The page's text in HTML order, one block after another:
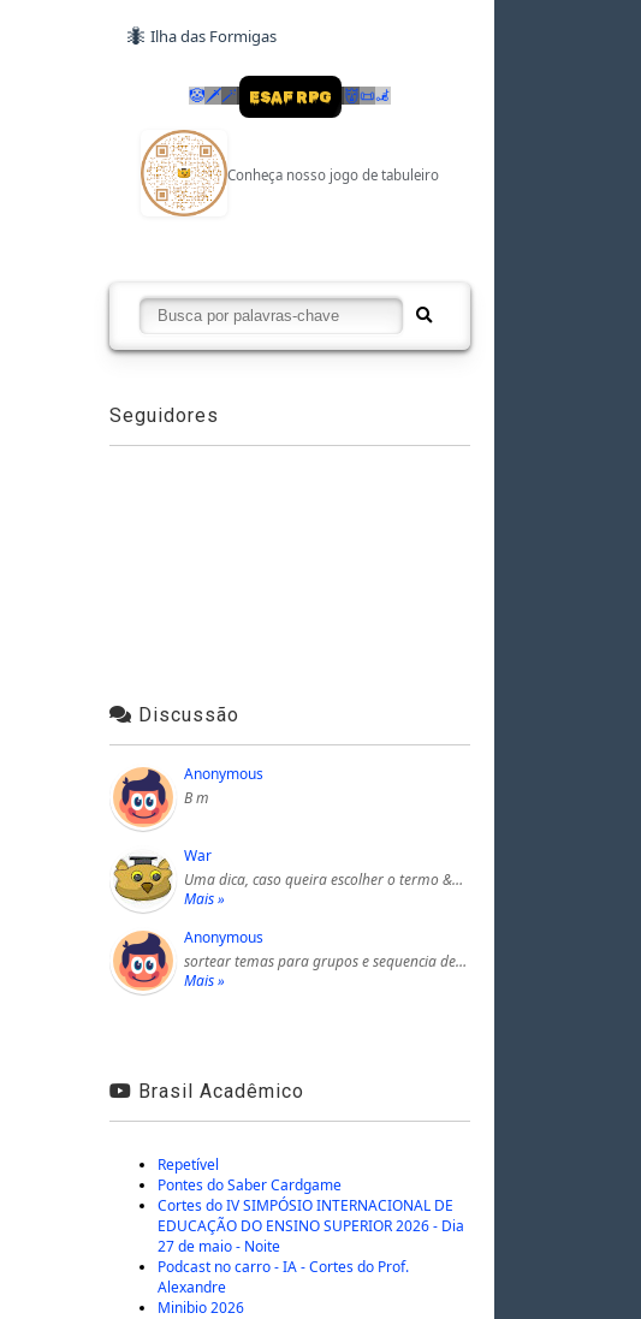
🐜 Ilha das Formigas
🤡🗡🪄 ESAF RPG 👹📜🦼
Conheça nosso jogo de tabuleiro
Seguidores
Discussão
Anonymous
B m
War
Uma dica, caso queira escolher o termo &…
Mais »
Anonymous
sortear temas para grupos e sequencia de…
Mais »
Brasil Acadêmico
Repetível
Pontes do Saber Cardgame
Cortes do IV SIMPÓSIO INTERNACIONAL DE
EDUCAÇÃO DO ENSINO SUPERIOR 2026 - Dia
27 de maio - Noite
Podcast no carro - IA - Cortes do Prof.
Alexandre
Minibio 2026